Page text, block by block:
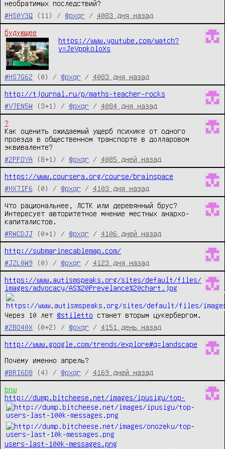
необратимых последствий?
#HS0Y3Q
(11) / @pxqr / 4083 дня назад
будующее
https://www.youtube.com/watch?
v=JeVppkoloXs
#HS7G62 (0) / @pxqr / 4083 дня назад
http://tjournal.ru/p/maths-teacher-rocks
#V7EN5W
(3+1) / @pxqr / 4084 дня назад
?
Как оценить ожидаемый ущерб психике от одного
проезда в общественном транспорте в долларовом
эквиваленте?
#2PFOYA
(8+1) / @pxqr / 4085 дней назад
https://www.coursera.org/course/brainspace
#HX7IF6
(0) / @pxqr / 4103 дня назад
Что рациональнее, ЛСТК или деревянный брус?
Интересует авторитетное мнение местных анархо-
капиталистов.
#RWCDJJ
(0+1) / @pxqr / 4106 дней назад
http://submarinecablemap.com/
#JZL0W9
(0) / @pxqr / 4123 дня назад
https://www.autismspeaks.org/sites/default/files/
images/advocacy/AS%20Prevelance%20chart.jpg
Через 10 лет @stiletto станет вторым цукербергом.
#2BO40X
(0+2) / @pxqr / 4151 день назад
http://www.google.com/trends/explore#q=landscape
Почему именно апрель?
#BRI6D8
(4) / @pxqr / 4169 дней назад
bnw
http://dump.bitcheese.net/images/ipusigu/top-
users-last-100k-messages.png